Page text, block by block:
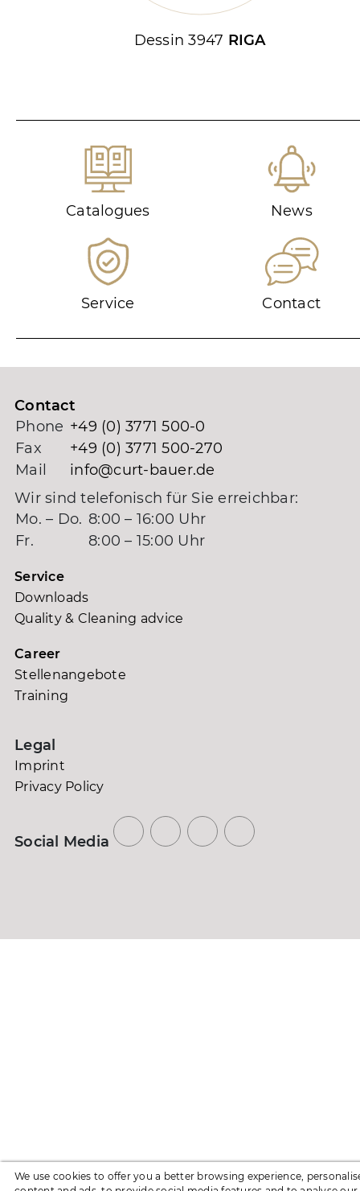
Dessin 3947 RIGA
Catalogues News
Service Contact
Contact
Phone +49 (0) 3771 500-0
Fax
+49 (0) 3771 500-270
Mail
info@curt-bauer.de
Wir sind telefonisch für Sie erreichbar:
Mo. – Do. 8:00 – 16:00 Uhr
Fr.
8:00 – 15:00 Uhr
Service
Downloads
Quality & Cleaning advice
Career
Stellenangebote
Training
Legal
Imprint
Privacy Policy
Social Media
We use cookies to offer you a better browsing experience,